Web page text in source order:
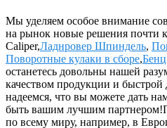
Мы уделяем особое внимание
на рынок новые решения почти
Caliper,Ладнровер Шпиндель,
Поворотные кулаки в сборе,
останетесь довольны нашей
качеством продукции и
надеемся, что вы можете дать
быть вашим лучшим
по всему миру, например, в